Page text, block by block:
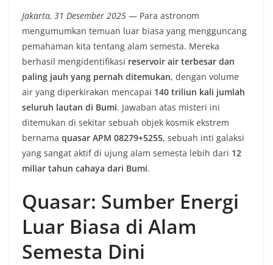
Jakarta, 31 Desember 2025 — Para astronom
mengumumkan temuan luar biasa yang mengguncang
pemahaman kita tentang alam semesta. Mereka
berhasil mengidentifikasi reservoir air terbesar dan
paling jauh yang pernah ditemukan, dengan volume
air yang diperkirakan mencapai 140 triliun kali jumlah
seluruh lautan di Bumi. Jawaban atas misteri ini
ditemukan di sekitar sebuah objek kosmik ekstrem
bernama quasar APM 08279+5255, sebuah inti galaksi
yang sangat aktif di ujung alam semesta lebih dari 12
miliar tahun cahaya dari Bumi.
Quasar: Sumber Energi
Luar Biasa di Alam
Semesta Dini